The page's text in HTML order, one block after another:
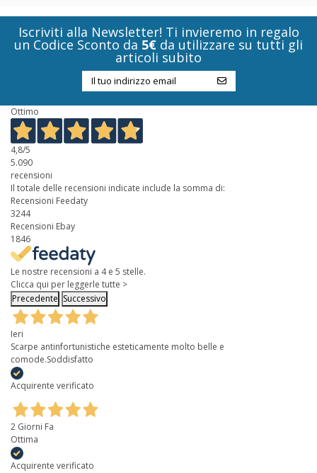
Iscriviti alla Newsletter! Ti invieremo in regalo
un Codice Sconto da 5€ da utilizzare su tutti gli
articoli subito
Ottimo
4,8/5
5.090
recensioni
Il totale delle recensioni indicate include la somma di:
Recensioni Feedaty
3244
Recensioni Ebay
1846
Le nostre recensioni a 4 e 5 stelle.
Clicca qui per leggerle tutte >
Precedente Successivo
Ieri
Scarpe antinfortunistiche esteticamente molto belle e
comode.Soddisfatto
Acquirente verificato
2 Giorni Fa
Ottima
Acquirente verificato